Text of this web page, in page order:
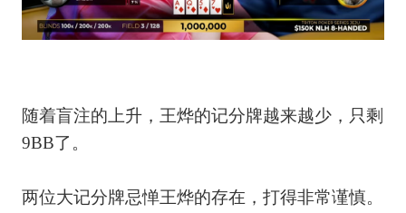
随着盲注的上升，王烨的记分牌越来越少，只剩
9BB了。
两位大记分牌忌惮王烨的存在，打得非常谨慎。